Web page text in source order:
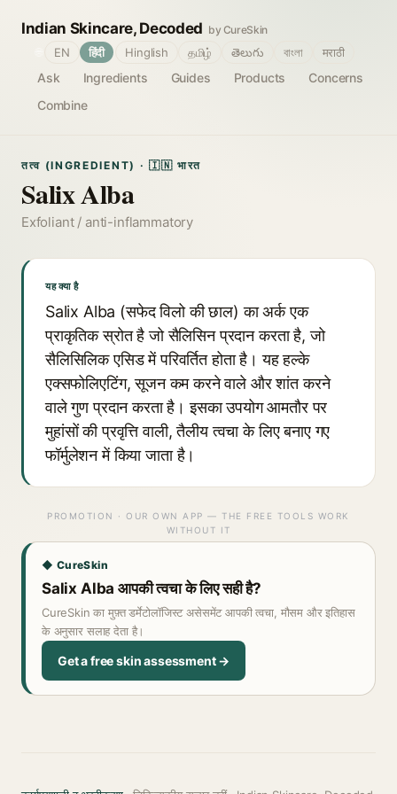
Indian Skincare, Decoded by CureSkin
Ask Ingredients Guides Products
Concerns
Combine
EN हिंदी Hinglish தமிழ் తెలుగు বাংলা मराठी
तत्व (INGREDIENT) · 🇮🇳 भारत
Salix Alba
Exfoliant / anti-inflammatory
यह क्या है
Salix Alba (सफेद विलो की छाल) का अर्क एक
प्राकृतिक स्रोत है जो सैलिसिन प्रदान करता है, जो
सैलिसिलिक एसिड में परिवर्तित होता है। यह हल्के
एक्सफोलिएटिंग, सूजन कम करने वाले और शांत करने
वाले गुण प्रदान करता है। इसका उपयोग आमतौर पर
मुहांसों की प्रवृत्ति वाली, तैलीय त्वचा के लिए बनाए गए
फॉर्मुलेशन में किया जाता है।
PROMOTION · OUR OWN APP — THE FREE TOOLS WORK
WITHOUT IT
◆ CureSkin
Salix Alba आपकी त्वचा के लिए सही है?
CureSkin का मुफ़्त डर्मेटोलॉजिस्ट असेसमेंट आपकी त्वचा, मौसम और इतिहास
के अनुसार सलाह देता है।
Get a free skin assessment →